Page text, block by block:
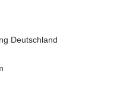
Deutschland